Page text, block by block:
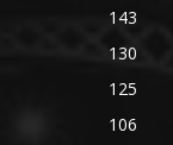
143
130
125
106